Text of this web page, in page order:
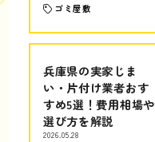
ゴミ屋敷
兵庫県の実家じま
い・片付け業者おす
すめ5選！費用相場や
選び方を解説
2026.05.28